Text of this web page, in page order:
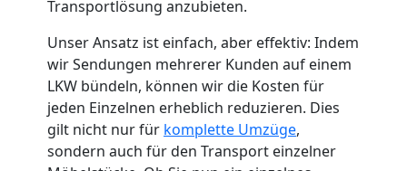
Transportlösung anzubieten.
Unser Ansatz ist einfach, aber effektiv: Indem
wir Sendungen mehrerer Kunden auf einem
LKW bündeln, können wir die Kosten für
jeden Einzelnen erheblich reduzieren. Dies
gilt nicht nur für komplette Umzüge,
sondern auch für den Transport einzelner
Wolfsberg
Kleintransport